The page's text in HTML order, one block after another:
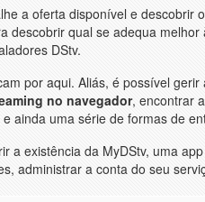
a oferta disponível e
descobrir qual se adequa
DStv.
por aqui. Aliás, é possível
no navegador, encontrar
e ainda uma série de formas de
a existência da MyDStv, uma
administrar a conta do seu